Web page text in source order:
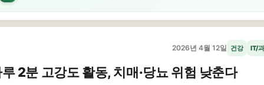
2026년 4월 12일 건강 IT/
2분 고강도 활동, 치매·당뇨 위험 낮춘다